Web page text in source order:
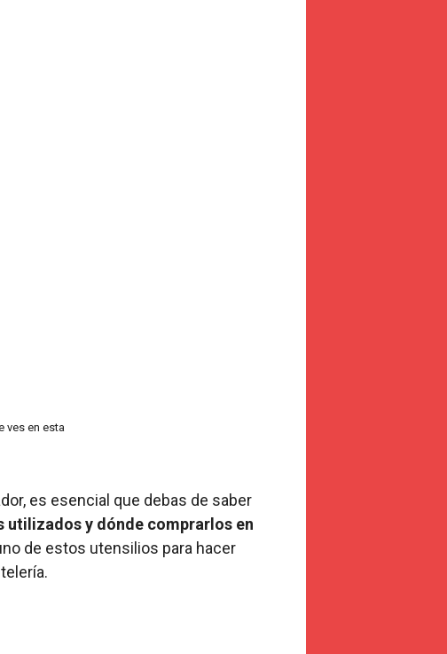
ves en esta
es esencial que debas de saber
utilizados y dónde comprarlos en
de estos utensilios para hacer